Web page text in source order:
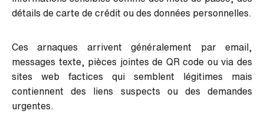
détails de carte de crédit ou des données personnelles.
Ces arnaques arrivent généralement par email,
messages texte, pièces jointes de QR code ou via des
sites web factices qui semblent légitimes mais
contiennent des liens suspects ou des demandes
urgentes.